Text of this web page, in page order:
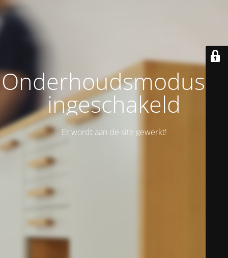
Onderhoudsmodus is
ingeschakeld
Er wordt aan de site gewerkt!